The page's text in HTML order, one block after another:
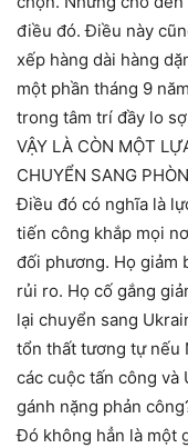
điều đó. Điều này
xếp hàng dài hàng
một phần tháng 9
trong tâm trí đầy lo
VẬY LÀ CÒN MỘT
CHUYỂN SANG
Điều đó có nghĩa là
tiến công khắp mọi
đối phương. Họ giảm
rủi ro. Họ cố gắng
lại chuyển sang
tổn thất tương tự nếu
các cuộc tấn công và
gánh nặng phản
Đó không hẳn là một